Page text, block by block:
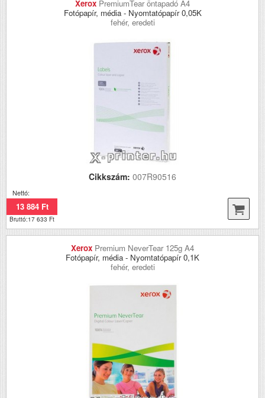
Xerox PremiumTear öntapadó A4
Fotópapír, média - Nyomtatópapír 0,05K
fehér, eredeti
Cikkszám: 007R90516
Nettó:
13 884 Ft
Bruttó:17 633 Ft
Xerox Premium NeverTear 125g A4
Fotópapír, média - Nyomtatópapír 0,1K
fehér, eredeti